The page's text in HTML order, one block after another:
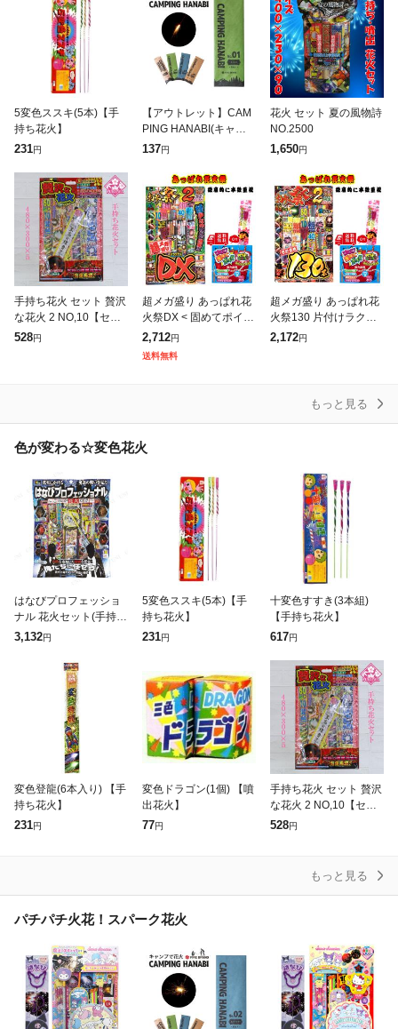
5変色ススキ(5本)【手
持ち花火】
231円
【アウトレット】CAM
PING HANABI(キャン
ピング花火)No.01 スス
静音 煙が少ない ア
137円
花火 セット 夏の風物詩
NO.2500
1,650円
手持ち花火 セット 贅沢
な花火 2 NO,10【セッ
ト花火】
528円
超メガ盛り あっぱれ花
火祭DX < 固めてポイ
+伝統的線香花火-心-付
き > 花火セット 手持ち
花火 大容量 大量 詰め
2,712円
送料無料
超メガ盛り あっぱれ花
火祭130 片付けラクラ
ク 固めてポイ 伝統的線
2,172円
もっと見る
色が変わる☆変色花火
はなびプロフェッショ
ナル 花火セット(手持
ち・打ち上げ) スポーツ
香 地上回転花火 噴出花
3,132円
5変色ススキ(5本)【手
持ち花火】
231円
十変色すすき(3本組)
【手持ち花火】
617円
変色登龍(6本入り) 【手
持ち花火】
231円
変色ドラゴン(1個) 【噴
出花火】
77円
手持ち花火 セット 贅沢
な花火 2 NO,10【セッ
ト花火】
528円
もっと見る
パチパチ火花！スパーク花火